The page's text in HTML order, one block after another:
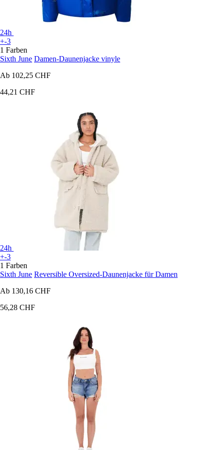
24h
+-3
1 Farben
Sixth June Damen-Daunenjacke vinyle
Ab 102,25 CHF
44,21 CHF
24h
+-3
1 Farben
Sixth June Reversible Oversized-Daunenjacke für Damen
Ab 130,16 CHF
56,28 CHF